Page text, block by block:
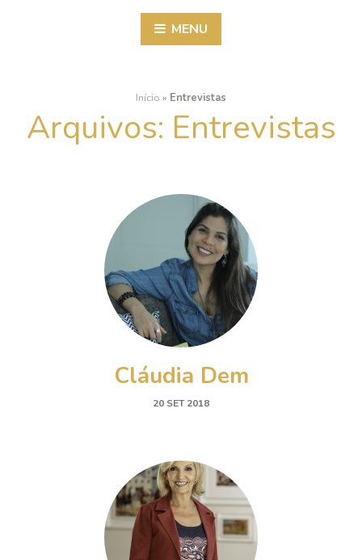
MENU
Início » Entrevistas
Arquivos: Entrevistas
Cláudia Dem
20 SET 2018